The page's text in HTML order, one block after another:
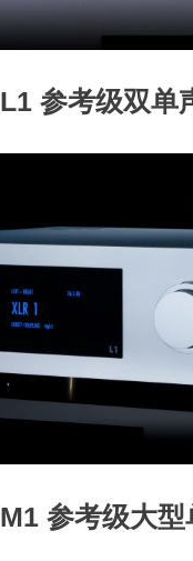
L1 参考级双单
M1 参考级大